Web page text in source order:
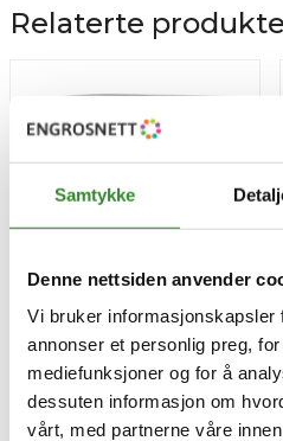
Samtykke
Denne nettsiden anvender
Vi bruker informasjonskapsler
annonser et personlig preg,
mediefunksjoner og for å
dessuten informasjon om
vårt, med partnerne våre
Relaterte
Toro hollandaise paste
3,5kg
Pris
kr 540,76